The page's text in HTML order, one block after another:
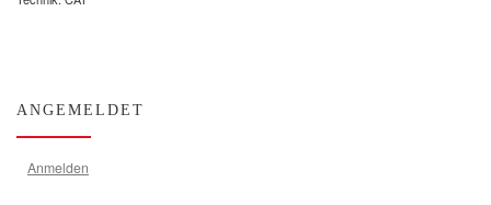
ANGEMELDET
Anmelden